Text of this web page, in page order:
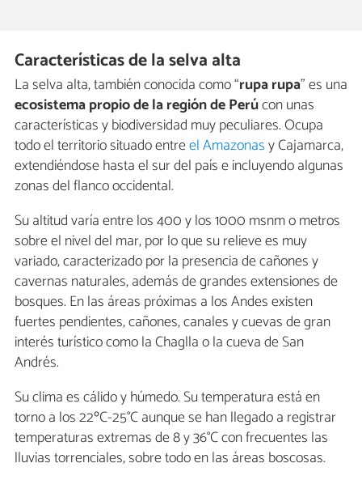
Características de la selva alta
La selva alta, también conocida como “rupa rupa” es una
ecosistema propio de la región de Perúcon unas
características y biodiversidad muy peculiares. Ocupa
todo el territorio situado entreel Amazonasy Cajamarca,
extendiéndose hasta el sur del país e incluyendo algunas
zonas del flanco occidental.
Su altitud varía entre los 400 y los 1000 msnm o metros
sobre el nivel del mar, por lo que su relieve es muy
variado, caracterizado por la presencia de cañones y
cavernas naturales, además de grandes extensiones de
bosques. En las áreas próximas a los Andes existen
fuertes pendientes, cañones, canales y cuevas de gran
interés turístico como la Chaglla o la cueva de San
Andrés.
Su clima es cálido y húmedo. Su temperatura está en
torno a los 22ºC-25°C aunque se han llegado a registrar
temperaturas extremas de 8 y 36°C con frecuentes las
lluvias torrenciales, sobre todo en las áreas boscosas.